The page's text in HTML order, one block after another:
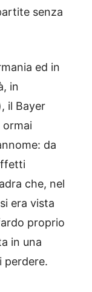
senza
ed in
in
il Bayer
ormai
da
che, nel
era vista
proprio
in una
perdere.